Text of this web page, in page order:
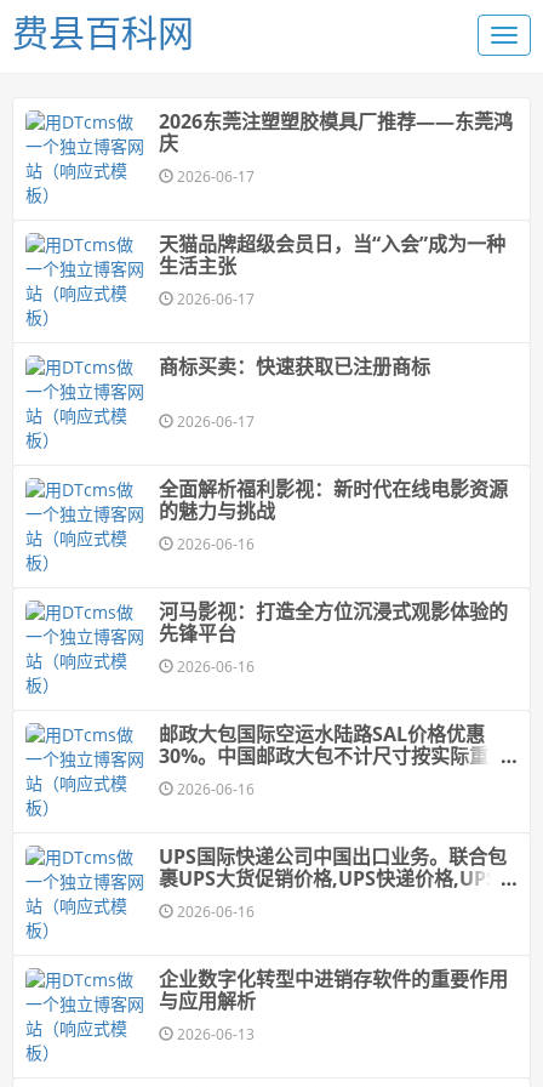
费县百科网
2026东莞注塑塑胶模具厂推荐——东莞鸿
庆
2026-06-17
天猫品牌超级会员日，当“入会”成为一种
生活主张
2026-06-17
商标买卖：快速获取已注册商标
2026-06-17
全面解析福利影视：新时代在线电影资源
的魅力与挑战
2026-06-16
河马影视：打造全方位沉浸式观影体验的
先锋平台
2026-06-16
邮政大包国际空运水陆路SAL价格优惠
30%。中国邮政大包不计尺寸按实际重量
计费2026-06-16
UPS国际快递公司中国出口业务。联合包
裹UPS大货促销价格,UPS快递价格,UPS国
际快递价格
2026-06-16
企业数字化转型中进销存软件的重要作用
与应用解析
2026-06-13